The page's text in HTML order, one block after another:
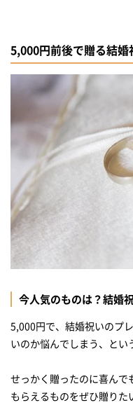
毎日の『日用品』こそ
SOMALI ギフトB・水
オーガニック仕様の
木から産まれたフェイ
予算5,000円で贈る素敵
5,000円前後で贈る結
今人気のものは？結婚
5,000円で、結婚祝いのプ
いのか悩んでしまう、とい
せっかく贈ったのに喜んで
もらえるものをぜひ贈りた